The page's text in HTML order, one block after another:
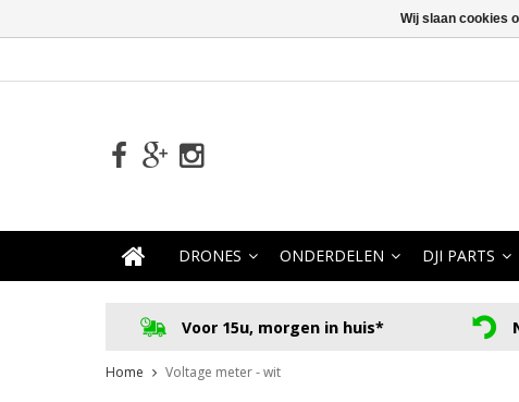
DRONES ONDERDELEN DJI PARTS
Voor 15u, morgen in huis*
Home Voltage meter - wit
Wij slaan cookies